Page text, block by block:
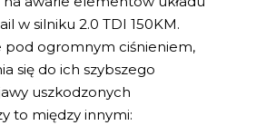
w silniku 2.0 TDI 150KM.
pod ogromnym ciśnieniem,
się do ich szybszego
uszkodzonych
to między innymi: